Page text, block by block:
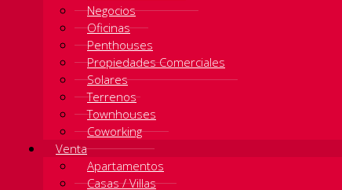
Negocios
Oficinas
Penthouses
Propiedades Comerciales
Solares
Terrenos
Townhouses
Coworking
Venta
Apartamentos
Casas / Villas